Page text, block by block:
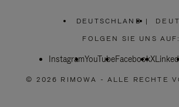
DEUTSCHLAND
WÄHLEN
SIE
REGION
|
FOLGEN SIE UNS AUF:
InstagramYouTubeFacebookX
© 2026 RIMOWA - ALLE RECHTE